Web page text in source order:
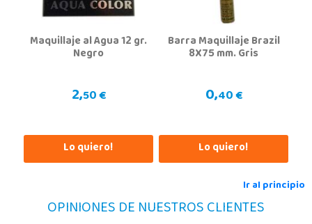
Juguetilandia Vinaroz
Maquillaje al Agua 12 gr.
Negro
2,50 €
Lo quiero!
Barra Maquillaje Brazil
8X75 mm. Gris
0,40 €
Lo quiero!
Ir al principio
OPINIONES DE NUESTROS CLIENTES